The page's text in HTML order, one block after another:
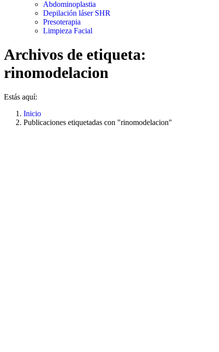
Abdominoplastia
Depilación láser SHR
Presoterapia
Limpieza Facial
Archivos de etiqueta:
rinomodelacion
Estás aquí:
Inicio
Publicaciones etiquetadas con "rinomodelacion"